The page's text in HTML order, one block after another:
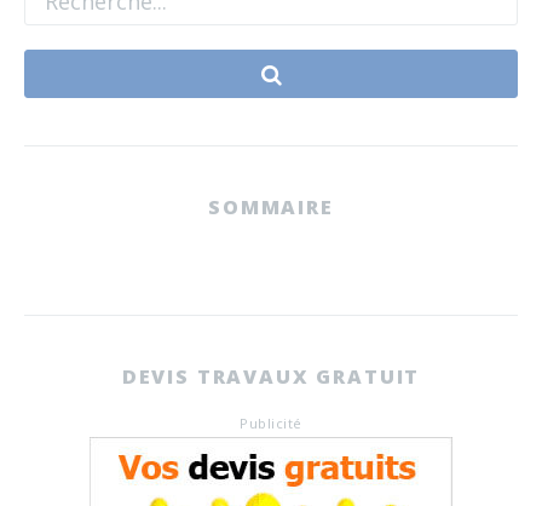
SOMMAIRE
DEVIS TRAVAUX GRATUIT
Publicité